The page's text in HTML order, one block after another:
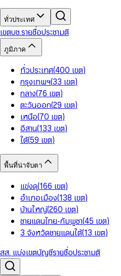
ทั่วประเทศ
เขตบช.รายชื่อประชามติ
ภูมิภาค
ทั่วประเทศ(400 เขต)
กรุงเทพฯ(33 เขต)
กลาง(76 เขต)
ตะวันออก(29 เขต)
เหนือ(70 เขต)
อีสาน(133 เขต)
ใต้(59 เขต)
พื้นที่น่าจับตา
แข่งดุ(166 เขต)
อำเภอเมือง(138 เขต)
บ้านใหญ่(260 เขต)
ชายแดนไทย-กัมพูชา(45 เขต)
3 จังหวัดชายแดนใต้(13 เขต)
สส. แบ่งเขตบัญชีรายชื่อประชามติ